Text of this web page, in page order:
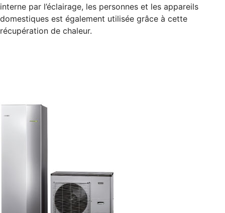
interne par l’éclairage, les personnes et les appareils
domestiques est également utilisée grâce à cette
récupération de chaleur.